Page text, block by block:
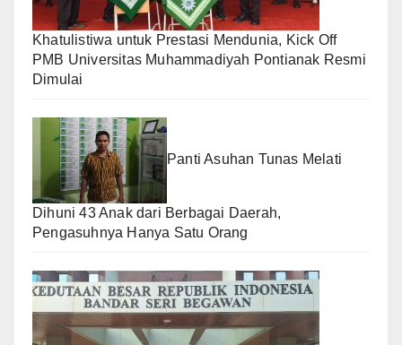
Khatulistiwa untuk Prestasi Mendunia, Kick Off
PMB Universitas Muhammadiyah Pontianak Resmi
Dimulai
Panti Asuhan Tunas Melati
Dihuni 43 Anak dari Berbagai Daerah,
Pengasuhnya Hanya Satu Orang